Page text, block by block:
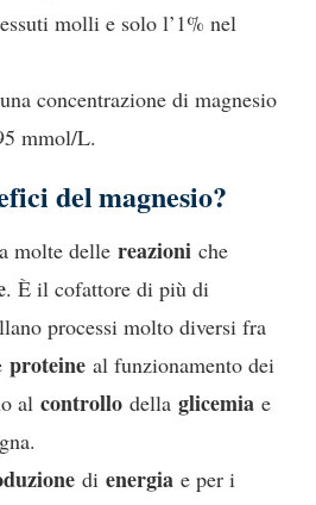
molli e solo l’1% nel
concentrazione di magnesio
mmol/L.
del magnesio?
molte delle reazioni che
. È il cofattore di più di
processi molto diversi fra
proteine al funzionamento dei
al controllo della glicemia e
di energia e per i